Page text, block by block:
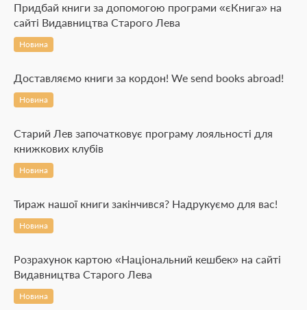
Придбай книги за допомогою програми «єКнига» на
сайті Видавництва Старого Лева
Новина
Доставляємо книги за кордон! We send books abroad!
Новина
Старий Лев започатковує програму лояльності для
книжкових клубів
Новина
Тираж нашої книги закінчився? Надрукуємо для вас!
Новина
Розрахунок картою «Національний кешбек» на сайті
Видавництва Старого Лева
Новина